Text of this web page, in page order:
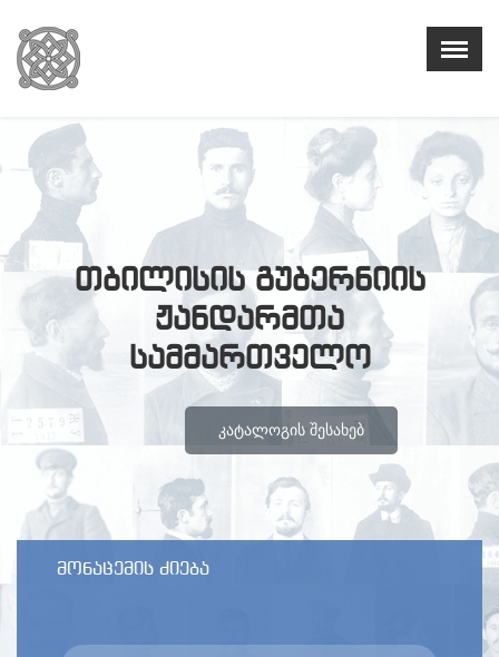
თბილისის გუბერნიის
ჟანდარმთა
სამმართველო
ᲙᲐᲢᲐᲚᲝᲒᲘᲡ ᲨᲔᲡᲐᲮᲔᲑ
მონაცემის ძიება